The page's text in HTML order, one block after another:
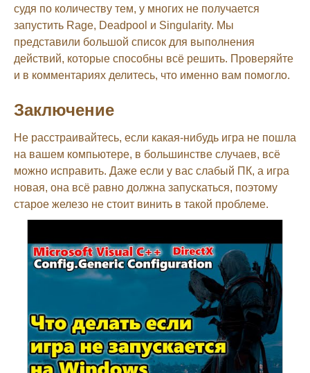
судя по количеству тем, у многих не получается
запустить Rage, Deadpool и Singularity. Мы
представили большой список для выполнения
действий, которые способны всё решить. Проверяйте
и в комментариях делитесь, что именно вам помогло.
Заключение
Не расстраивайтесь, если какая-нибудь игра не пошла
на вашем компьютере, в большинстве случаев, всё
можно исправить. Даже если у вас слабый ПК, а игра
новая, она всё равно должна запускаться, поэтому
старое железо не стоит винить в такой проблеме.